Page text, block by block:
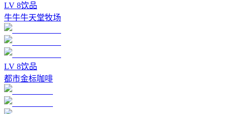
LV 8饮品
牛牛牛天堂牧场
LV 8饮品
都市金标咖啡